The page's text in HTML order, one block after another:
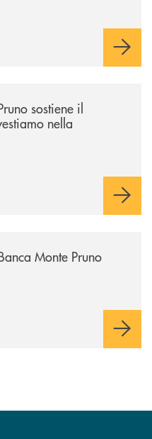
sostiene il
nella
Monte Pruno